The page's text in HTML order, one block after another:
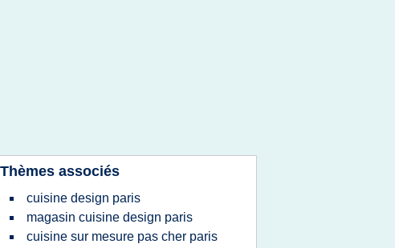
Thèmes associés
cuisine design paris
magasin cuisine design paris
cuisine sur mesure pas cher paris